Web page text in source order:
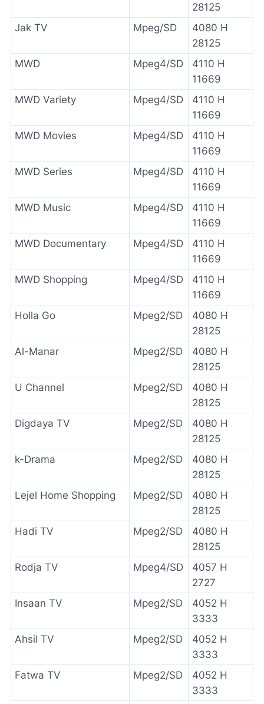
28125
Jak TV
Mpeg/SD
4080 H
28125
MWD
Mpeg4/SD
4110 H
11669
MWD Variety
Mpeg4/SD
4110 H
11669
MWD Movies
Mpeg4/SD
4110 H
11669
MWD Series
Mpeg4/SD
4110 H
11669
MWD Music
Mpeg4/SD
4110 H
11669
MWD Documentary
Mpeg4/SD
4110 H
11669
MWD Shopping
Mpeg4/SD
4110 H
11669
Holla Go
Mpeg2/SD
4080 H
28125
Al-Manar
Mpeg2/SD
4080 H
28125
U Channel
Mpeg2/SD
4080 H
28125
Digdaya TV
Mpeg2/SD
4080 H
28125
k-Drama
Mpeg2/SD
4080 H
28125
Lejel Home Shopping
Mpeg2/SD
4080 H
28125
Hadi TV
Mpeg2/SD
4080 H
28125
Rodja TV
Mpeg4/SD
4057 H
2727
Insaan TV
Mpeg2/SD
4052 H
3333
Ahsil TV
Mpeg2/SD
4052 H
3333
Fatwa TV
Mpeg2/SD
4052 H
3333